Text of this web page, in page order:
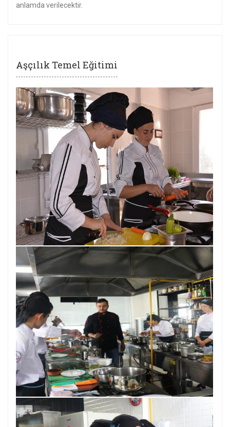
anlamda verilecektir.
Aşçılık Temel Eğitimi